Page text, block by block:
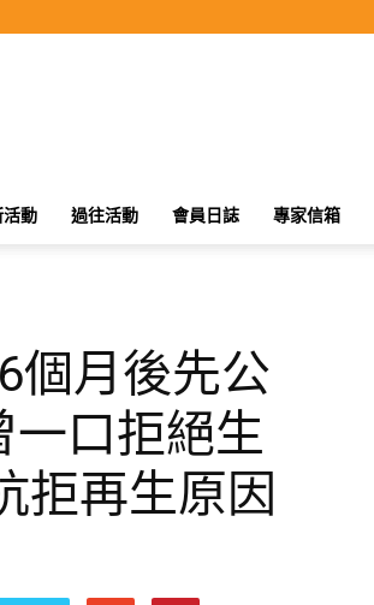
動 過往活動 會員日誌 專家信箱
個月後先公
一口拒絕生
拒再生原因